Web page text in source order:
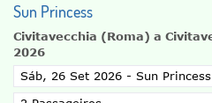
Sun Princess
Civitavecchia (Roma) a
2026